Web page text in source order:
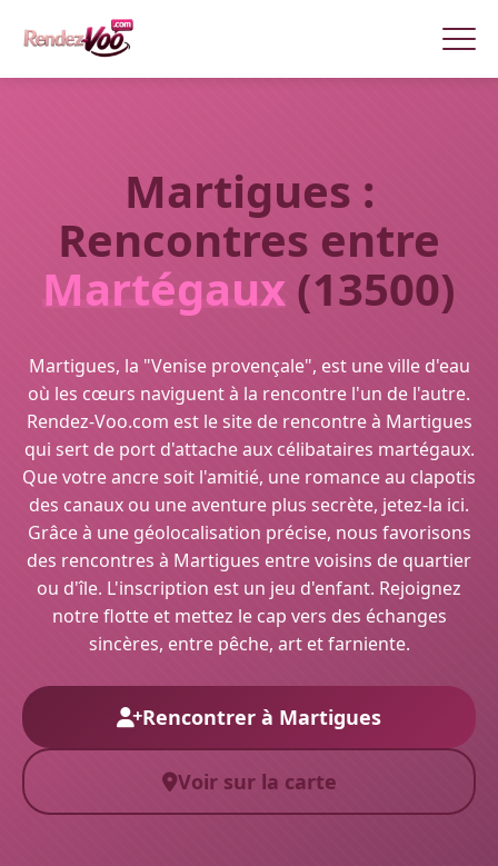
Martigues :
Rencontres entre
Martégaux (13500)
Martigues, la "Venise provençale", est une ville d'eau
où les cœurs naviguent à la rencontre l'un de l'autre.
Rendez-Voo.com est le site de rencontre à Martigues
qui sert de port d'attache aux célibataires martégaux.
Que votre ancre soit l'amitié, une romance au clapotis
des canaux ou une aventure plus secrète, jetez-la ici.
Grâce à une géolocalisation précise, nous favorisons
des rencontres à Martigues entre voisins de quartier
ou d'île. L'inscription est un jeu d'enfant. Rejoignez
notre flotte et mettez le cap vers des échanges
sincères, entre pêche, art et farniente.
Rencontrer à Martigues
Voir sur la carte